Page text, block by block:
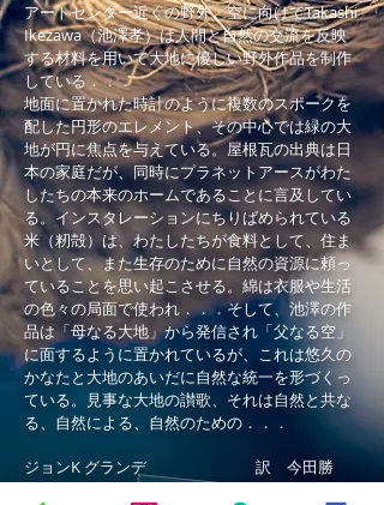
アートセンター近くの野外、空に向けてTakashi
Ikezawa（池澤孝）は人間と自然の交流を反映
する材料を用いて大地に優しい野外作品を制作
している．．．
地面に置かれた時計のように複数のスポークを
配した円形のエレメント、その中心では緑の大
地が円に焦点を与えている。屋根瓦の出典は日
本の家庭だが、同時にプラネットアースがわた
したちの本来のホームであることに言及してい
る。インスタレーションにちりばめられている
米（籾殻）は、わたしたちが食料として、住ま
いとして、また生存のために自然の資源に頼っ
ていることを思い起こさせる。綿は衣服や生活
の色々の局面で使われ．．．そして、池澤の作
品は「母なる大地」から発信され「父なる空」
に面するように置かれているが、これは悠久の
かなたと大地のあいだに自然な統一を形づくっ
ている。見事な大地の讃歌、それは自然と共な
る、自然による、自然のための．．．
ジョンK グランデ 訳 今田勝